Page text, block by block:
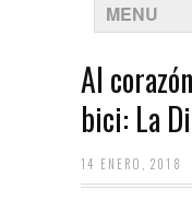
MENU
Al
bici: La
14 ENERO, 2018